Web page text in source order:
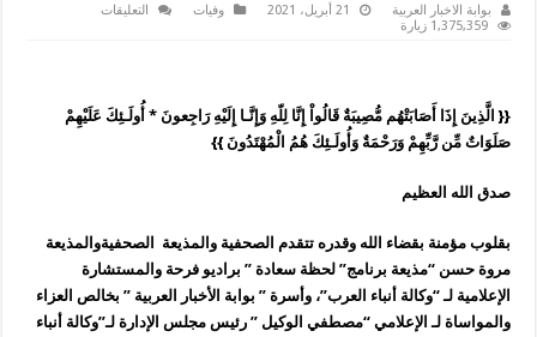
بوابة الاخبار العربية 21 أبريل، 2021 وفيات التعليقات
الإعلامي
“مصطفى
الوكيل”
1,375,359 زيارة
{{ الَّذِينَ إِذَا أَصَابَتْهُم مُّصِيبَةٌ قَالُواْ إِنَّا لِلّهِ وَإِنَّـا إِلَيْهِ رَاجِعونَ * أُولَـئِكَ عَلَيْهِمْ
صَلَوَاتٌ مِّن رَّبِّهِمْ وَرَحْمَةٌ وَأُولَـئِكَ هُمُ الْمُهْتَدُونَ }}
صدق الله العظيم
بقلوب مؤمنة بقضاء الله وقدره تتقدم الصحفية والمذيعة الصحفيةوالمذيعة
مروة حسن “مذيعة برنامج” لحظة سعادة ” براديو فرحة والمستشارة
الإعلامية لـ “وكالة أنباء العرب”، وأسرة ” بوابة الأخبار العربية ” بخالص العزاء
والمواساة لـ الإعلامي “مصطفي الوكيل ” رئيس مجلس الإدارة لـ”وكالة أنباء